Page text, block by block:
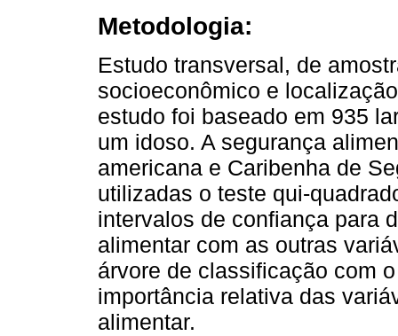
Metodologia:
Estudo transversal, de
socioeconômico e
estudo foi baseado em 935
um idoso. A segurança
americana e Caribenha de
utilizadas o teste qui-
intervalos de confiança para
alimentar com as outras
árvore de classificação com
importância relativa das
alimentar.